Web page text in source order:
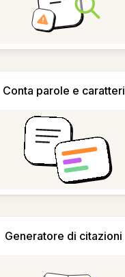
Conta parole e caratteri
Generatore di citazioni